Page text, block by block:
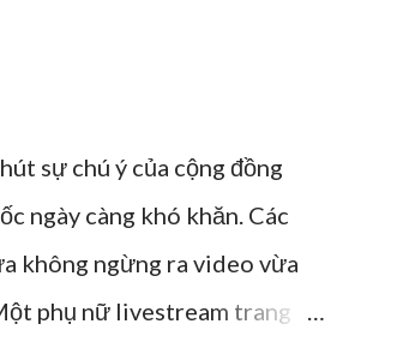
sự chú ý của cộng đồng
ngày càng khó khăn. Các
không ngừng ra video vừa
phụ nữ livestream trang